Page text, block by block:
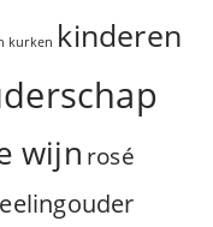
kurken kinderen
wijn rosé